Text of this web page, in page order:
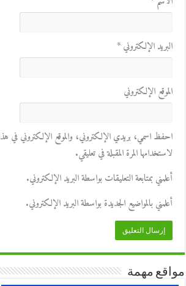
البريد الإلكتروني*
الموقع الإلكتروني
احفظ اسمي، بريدي الإلكتروني، والموقع الإلكتروني في
لاستخدامها المرة المقبلة في تعليقي.
أعلمني بمتابعة التعليقات بواسطة البريد الإلكتروني.
أعلمني بالمواضيع الجديدة بواسطة البريد الإلكتروني.
مواقع مهمة